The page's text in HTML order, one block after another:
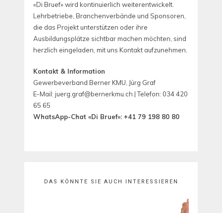
«Di Bruef» wird kontinuierlich weiterentwickelt.
Lehrbetriebe, Branchenverbände und Sponsoren,
die das Projekt unterstützen oder ihre
Ausbildungsplätze sichtbar machen möchten, sind
herzlich eingeladen, mit uns Kontakt aufzunehmen.
Kontakt & Information
Gewerbeverband Berner KMU, Jürg Graf
E-Mail: juerg.graf@bernerkmu.ch | Telefon: 034 420
65 65
WhatsApp-Chat «Di Bruef»: +41 79 198 80 80
DAS KÖNNTE SIE AUCH INTERESSIEREN